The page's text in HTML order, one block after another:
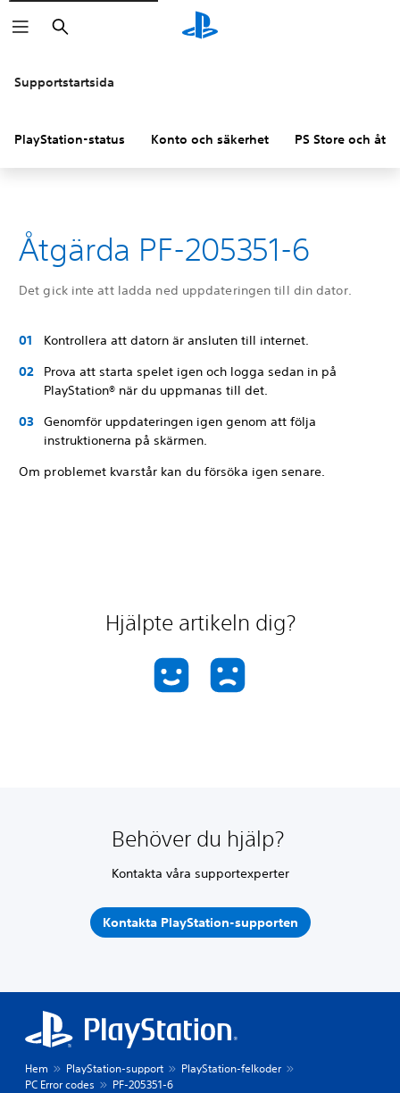
Sök
Supportstartsida
PlayStation-status Konto och säkerhet PS Store och
Åtgärda PF-205351-6
Det gick inte att ladda ned uppdateringen till din dator.
Kontrollera att datorn är ansluten till internet.
Prova att starta spelet igen och logga sedan in på
PlayStation® när du uppmanas till det.
Genomför uppdateringen igen genom att följa
instruktionerna på skärmen.
Om problemet kvarstår kan du försöka igen senare.
Hjälpte artikeln dig?
Behöver du hjälp?
Kontakta våra supportexperter
Kontakta PlayStation-supporten
Hem PlayStation-support
PlayStation-felkoder
PC Error codes
PF-205351-6